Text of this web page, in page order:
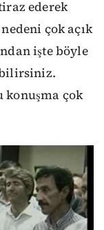
ederek
çok açık
işte böyle
konuşma çok